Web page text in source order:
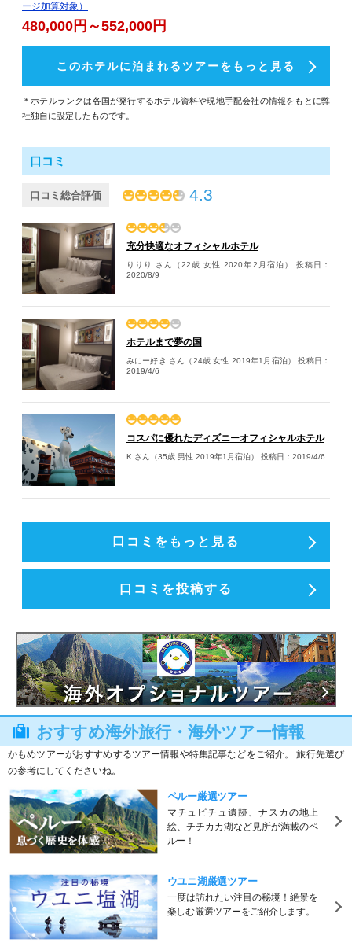
ージ加算対象）
480,000円～552,000円
このホテルに泊まれるツアーをもっと見る
＊ホテルランクは各国が発行するホテル資料や現地手配会社の情報をもとに弊
社独自に設定したものです。
口コミ
口コミ総合評価 4.3
充分快適なオフィシャルホテル
りりり さん（22歳 女性 2020年2月宿泊）
投稿日：
2020/8/9
ホテルまで夢の国
みにー好き さん（24歳 女性 2019年1月宿泊）
投稿日：
2019/4/6
コスパに優れたディズニーオフィシャルホテル
K さん（35歳 男性 2019年1月宿泊） 投稿日：2019/4/6
口コミをもっと見る
口コミを投稿する
おすすめ海外旅行・海外ツアー情報
かもめツアーがおすすめするツアー情報や特集記事などをご紹介。 旅行先選び
の参考にしてくださいね。
ペルー厳選ツアー
マチュピチュ遺跡、ナスカの地上
絵、チチカカ湖など見所が満載のペ
ルー！
ウユニ湖厳選ツアー
一度は訪れたい注目の秘境！絶景を
楽しむ厳選ツアーをご紹介します。